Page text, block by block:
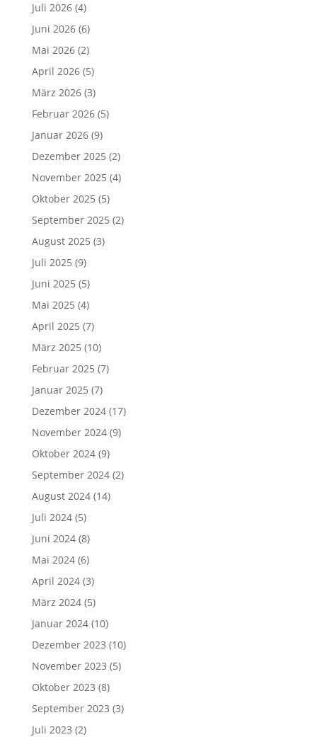
Juli 2026(4)
Juni 2026(6)
Mai 2026(2)
April 2026(5)
März 2026(3)
Februar 2026(5)
Januar 2026(9)
Dezember 2025 (2)
November 2025 (4)
Oktober 2025 (5)
September 2025 (2)
August 2025 (3)
Juli 2025 (9)
Juni 2025 (5)
Mai 2025 (4)
April 2025 (7)
März 2025 (10)
Februar 2025 (7)
Januar 2025 (7)
Dezember 2024(17)
November 2024(9)
Oktober 2024(9)
September 2024(2)
August 2024(14)
Juli 2024(5)
Juni 2024(8)
Mai 2024(6)
April 2024(3)
März 2024(5)
Januar 2024(10)
Dezember 2023 (10)
November 2023 (5)
Oktober 2023 (8)
September 2023 (3)
Juli 2023 (2)